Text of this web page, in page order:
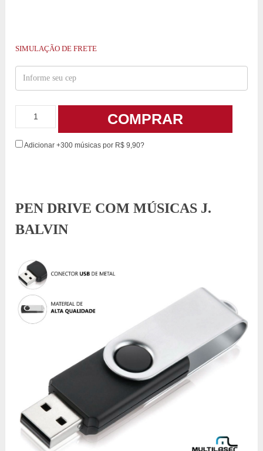
SIMULAÇÃO DE FRETE
COMPRAR
Adicionar +300 músicas por R$ 9,90?
PEN DRIVE COM MÚSICAS J.
BALVIN